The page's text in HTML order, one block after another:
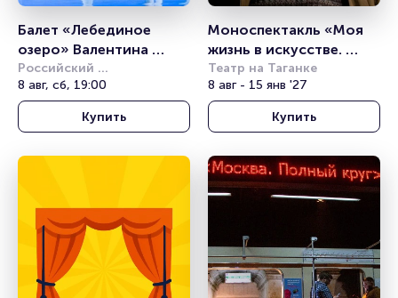
Балет «Лебединое
озеро» Валентина
Грищенко
Российский
академический
молодёжный театр (РАМТ)
8 авг, сб, 19:00
Купить
Моноспектакль «Моя
жизнь в искусстве.
Василий Уриевский»
Театр на Таганке
8 авг - 15 янв '27
Купить